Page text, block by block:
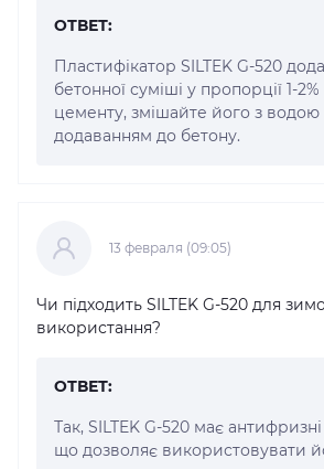
ОТВЕТ:
Пластифікатор SILTEK G-520
бетонної суміші у пропорції 1-2%
цементу, змішайте його з
додаванням до бетону.
13 февраля (09:05)
Чи підходить SILTEK G-520 для
використання?
ОТВЕТ:
Так, SILTEK G-520 має
що дозволяє використовувати